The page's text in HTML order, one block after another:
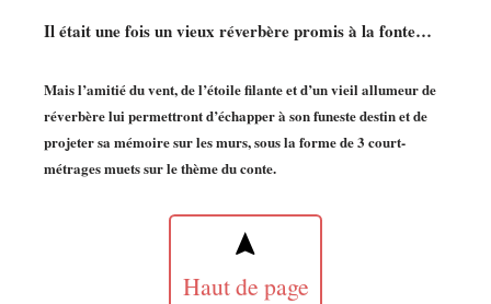
Il était une fois un vieux réverbère promis à la fonte…
Mais l’amitié du vent, de l’étoile filante et d’un vieil allumeur de
réverbère lui permettront d’échapper à son funeste destin et de
projeter sa mémoire sur les murs, sous la forme de 3 court-
métrages muets sur le thème du conte.
Haut de page